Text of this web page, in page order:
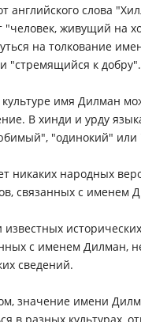
английского слова
"человек, живущий на
на толкование
"стремящийся к добру".
имя Дилман
В хинди и урду
"одинокий" или
никаких народных
связанных с именем
с именем Дилман,
сведений.
значение имени